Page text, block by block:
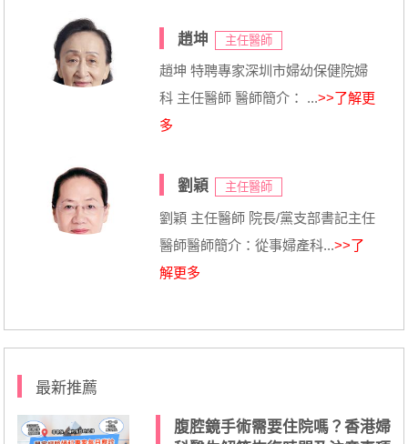
趙坤 主任醫師
趙坤 特聘專家深圳市婦幼保健院婦
科 主任醫師 醫師簡介： ...>>了解更
多
劉穎 主任醫師
劉穎 主任醫師 院長/黨支部書記主任
醫師醫師簡介：從事婦產科...>>了
解更多
最新推薦
腹腔鏡手術需要住院嗎？香港婦